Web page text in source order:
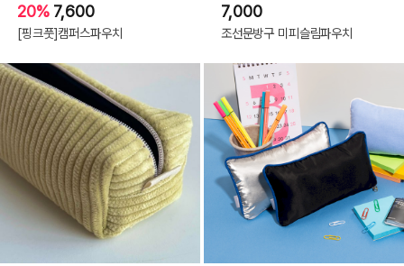
20% 7,600
[핑크풋]캠퍼스파우치
7,000
조선문방구 미피슬림파우치